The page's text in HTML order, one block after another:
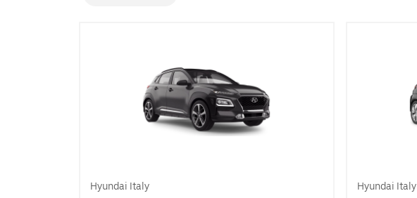
Hyundai Italy Hyundai Italy